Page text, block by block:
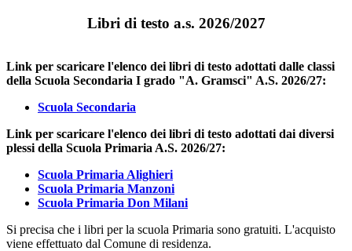
Libri di testo a.s. 2026/2027
Link per scaricare l'elenco dei libri di testo adottati dalle classi
della Scuola Secondaria I grado "A. Gramsci" A.S. 2026/27:
Scuola Secondaria
Link per scaricare l'elenco dei libri di testo adottati dai diversi
plessi della Scuola Primaria A.S. 2026/27:
Scuola Primaria Alighieri
Scuola Primaria Manzoni
Scuola Primaria Don Milani
Si precisa che i libri per la scuola Primaria sono gratuiti. L'acquisto
viene effettuato dal Comune di residenza.